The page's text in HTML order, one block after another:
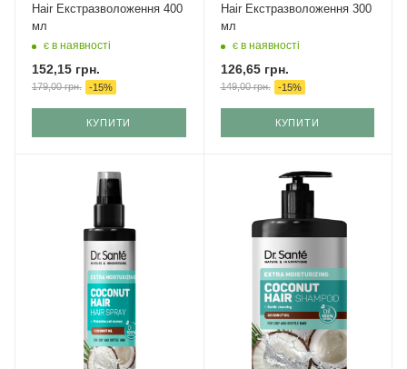
Hair Екстразволоження 400
мл
є в наявності
152,15 грн.
179,00грн. -15%
КУПИТИ
Hair Екстразволоження 300
мл
є в наявності
126,65грн.
149,00грн. -15%
КУПИТИ